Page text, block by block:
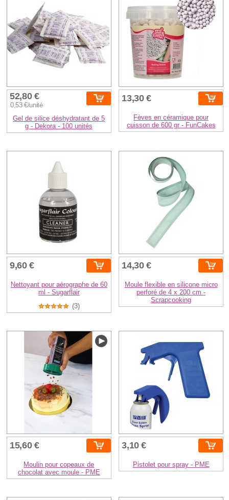
52,80 €
0,53 €/unité
Gel de silice déshydratant de 5
g - Dekora - 100 unités
13,30 €
Fèves en céramique pour
cuisson de 600 gr - FunCakes
9,60 €
Nettoyant pour aérographe de 60
ml - Sugarflair
(3)
14,30 €
Moule flexible en silicone micro
perforé de 4 x 200 cm -
Scrapcooking
15,60 €
Moulin pour copeaux de
chocolat avec moule - PME
3,10 €
Pistolet pour spray - PME